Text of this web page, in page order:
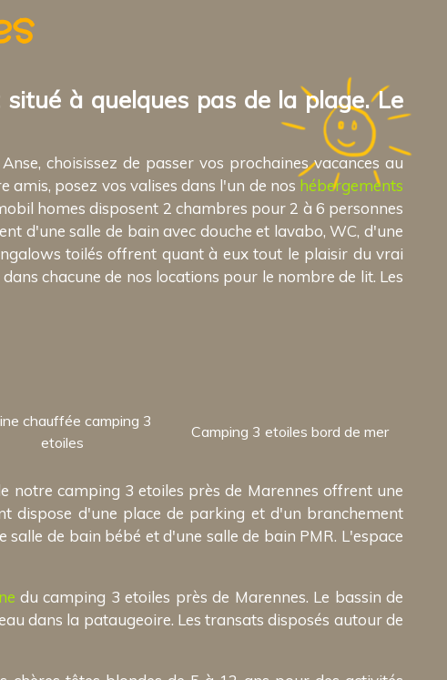
à quelques pas de la plage. Le
choisissez de passer vos prochaines vacances au
amis, posez vos valises dans l'un de nos hébergements
homes disposent 2 chambres pour 2 à 6 personnes
d'une salle de bain avec douche et lavabo, WC, d'une
toilés offrent quant à eux tout le plaisir du vrai
chacune de nos locations pour le nombre de lit. Les
chauffée camping 3
etoiles
Camping 3 etoiles bord de mer
notre camping 3 etoiles près de Marennes offrent une
dispose d'une place de parking et d'un branchement
de bain bébé et d'une salle de bain PMR. L'espace
du camping 3 etoiles près de Marennes. Le bassin de
dans la pataugeoire. Les transats disposés autour de